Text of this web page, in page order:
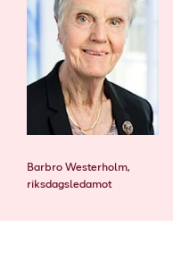
Barbro Westerholm,
riksdagsledamot